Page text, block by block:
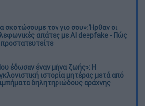
σκοτώσουμε τον γιο σου»: Ήρθαν οι
απάτες με AI deepfake - Πώς
έδωσαν έναν μήνα ζωής»: Η
ιστορία μητέρας μετά από
δηλητηριώδους αράχνης